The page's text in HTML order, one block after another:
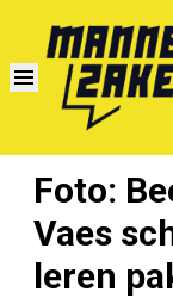
Foto:
Vaes
leren